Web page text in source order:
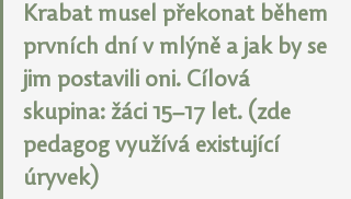
Krabat musel překonat během
prvních dní v mlýně a jak by se
jim postavili oni. Cílová
skupina: žáci 15–17 let. (zde
pedagog využívá existující
úryvek)